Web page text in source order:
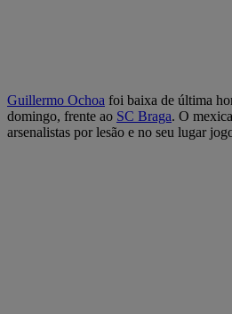
Guillermo Ochoa foi baixa de última
domingo, frente ao SC Braga. O
arsenalistas por lesão e no seu lugar